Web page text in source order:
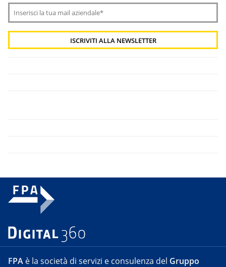
FPA è la società di servizi e consulenza del Gruppo